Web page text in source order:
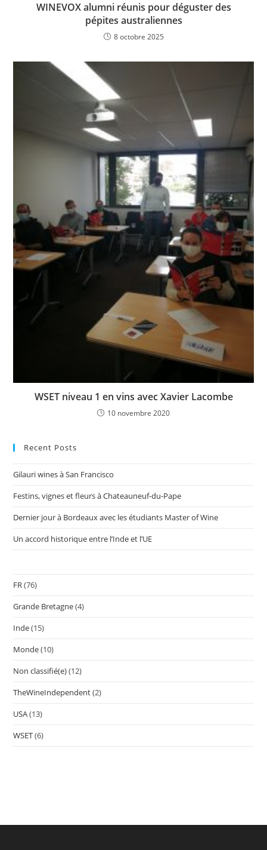
WINEVOX alumni réunis pour déguster des
pépites australiennes
8 octobre 2025
WSET niveau 1 en vins avec Xavier Lacombe
10 novembre 2020
Recent Posts
Gilauri wines à San Francisco
Festins, vignes et fleurs à Chateauneuf-du-Pape
Dernier jour à Bordeaux avec les étudiants Master of Wine
Un accord historique entre l’Inde et l’UE
FR(76)
Grande Bretagne(4)
Inde(15)
Monde(10)
Non classifié(e)(12)
TheWineIndependent(2)
USA(13)
WSET(6)